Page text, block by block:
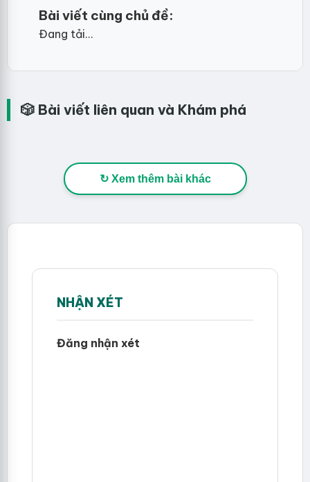
Bài viết cùng chủ đề:
Đang tải...
🎲 Bài viết liên quan và Khám phá
↻ Xem thêm bài khác
NHẬN XÉT
Đăng nhận xét